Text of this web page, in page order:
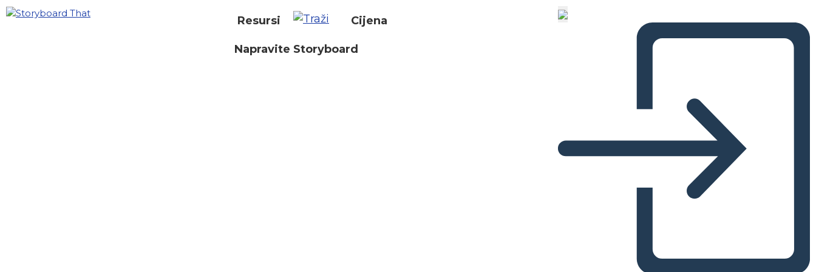
Resursi Cijena
Napravite Storyboard